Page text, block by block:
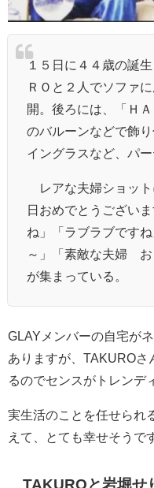
１５日に４４歳の誕
ＲＯと２人でソファ
開。後ろには、「Ｈ
のバルーンなどで飾
イングラスなど、パ
レアな夫婦ショット
日おめでとうござい
ね」「ラブラブです
～」「素敵な夫婦 お
が集まっている。
GLAYメンバーの自宅が
ありますが、TAKUROさ
るのでセンスがトレンデ
実生活のことを任せられ
えて、とても幸せそうで
TAKUROと岩堀せ